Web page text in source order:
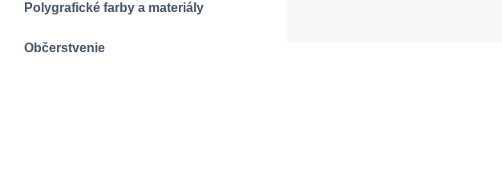
Polygrafické farby a materiály
Občerstvenie